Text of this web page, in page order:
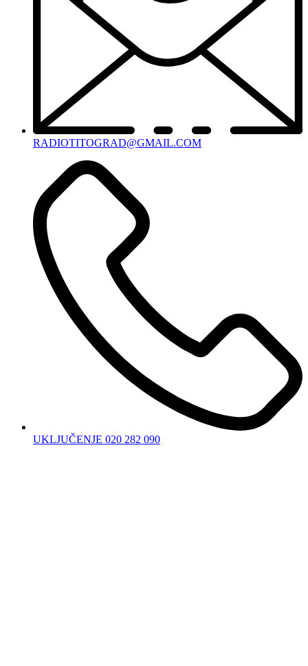
RADIOTITOGRAD@GMAIL.COM
UKLJUČENJE 020 282 090